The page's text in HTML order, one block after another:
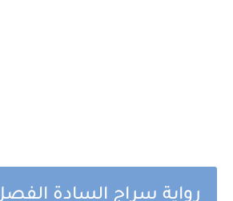
رواية سراج السادة